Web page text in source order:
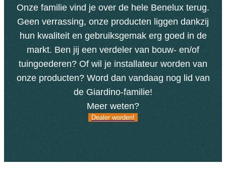
Onze familie vind je over de hele Benelux terug.
Geen verrassing, onze producten liggen dankzij
hun kwaliteit en gebruiksgemak erg goed in de
markt. Ben jij een verdeler van bouw- en/of
tuingoederen? Of wil je installateur worden van
onze producten? Word dan vandaag nog lid van
de Giardino-familie!
Meer weten?
Dealer worden!
Dealer worden!